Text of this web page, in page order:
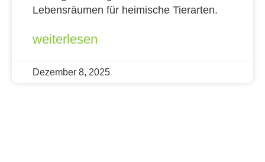
Lebensräumen für heimische Tierarten.
weiterlesen
Dezember 8, 2025